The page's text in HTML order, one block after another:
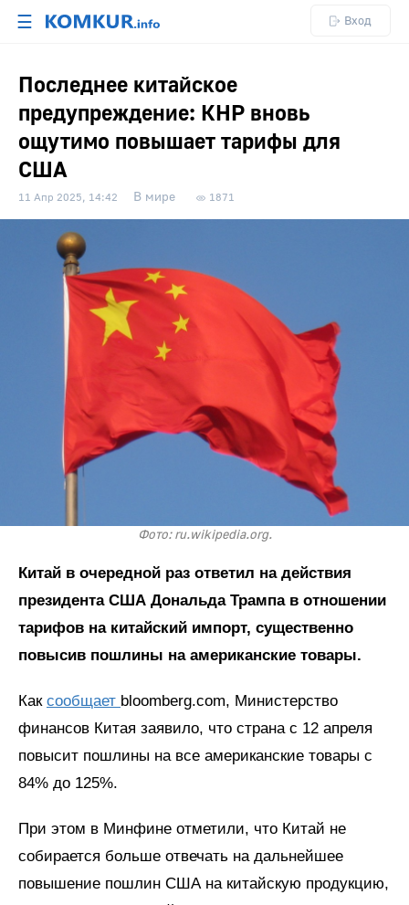
☰ Вход
Последнее китайское
предупреждение: КНР вновь
ощутимо повышает тарифы для
США
11 Апр 2025, 14:42 В мире 1871
Фото: ru.wikipedia.org.
Китай в очередной раз ответил на действия
президента США Дональда Трампа в отношении
тарифов на китайский импорт, существенно
повысив пошлины на американские товары.
Как сообщает bloomberg.com, Министерство
финансов Китая заявило, что страна с 12 апреля
повысит пошлины на все американские товары с
84% до 125%.
При этом в Минфине отметили, что Китай не
собирается больше отвечать на дальнейшее
повышение пошлин США на китайскую продукцию,